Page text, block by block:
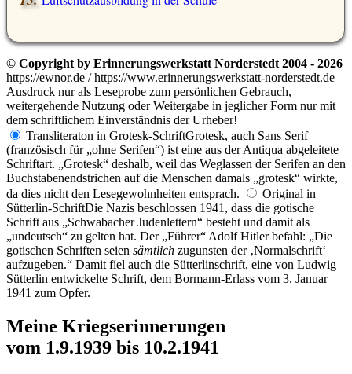
© Copyright by Erinnerungswerkstatt Norderstedt 2004 - 2026
https://ewnor.de / https://www.erinnerungswerkstatt-norderstedt.de
Ausdruck nur als Leseprobe zum persönlichen Gebrauch,
weitergehende Nutzung oder Weitergabe in jeglicher Form nur mit
dem schriftlichem Einverständnis der Urheber!
Transliteraton in Grotesk-SchriftGrotesk, auch Sans Serif
(französisch für ohne Serifen ) ist eine aus der Antiqua abgeleitete
Schriftart.
Grotesk
deshalb, weil das Weglassen der Serifen an den
Buchstabenendstrichen auf die Menschen damals
grotesk
wirkte,
da dies nicht den Lesegewohnheiten entsprach.
Original in
Sütterlin-SchriftDie Nazis beschlossen 1941, dass die gotische
Schrift aus
Schwabacher Judenlettern
besteht und damit als
undeutsch
zu gelten hat. Der Führer Adolf Hitler befahl:
Die
gotischen Schriften seien sämtlich zugunsten der Normalschrift
aufzugeben.
Damit fiel auch die Sütterlinschrift, eine von Ludwig
Sütterlin entwickelte Schrift, dem Bormann-Erlass vom 3. Januar
1941 zum Opfer.
Meine Kriegserinnerungen
vom 1.9.1939 bis 10.2.1941